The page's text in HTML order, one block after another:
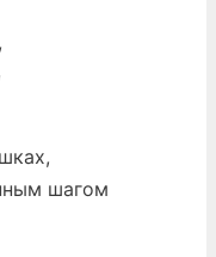
шагом